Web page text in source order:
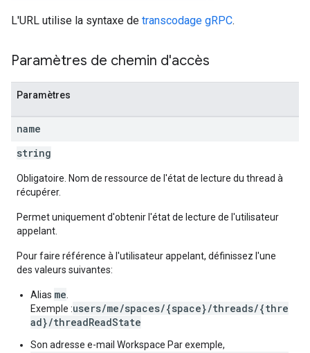
L'URL utilise la syntaxe de transcodage gRPC.
Paramètres de chemin d'accès
Paramètres
name
string
Obligatoire. Nom de ressource de l'état de lecture du thread à
récupérer.
Permet uniquement d'obtenir l'état de lecture de l'utilisateur
appelant.
Pour faire référence à l'utilisateur appelant, définissez l'une
des valeurs suivantes:
Alias me
Exemple :users/me/spaces/{space}/threads/{thre
ad}/threadReadState
Son adresse e-mail Workspace Par exemple,